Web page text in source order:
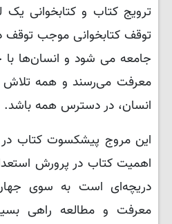
ترویج کتاب و کتابخوانی
توقف کتابخوانی موجب توقف
جامعه می شود و انسان‌ها با
معرفت می‌رسند و همه تلاش
انسان، در دسترس همه باشد.
این مروج پیشکسوت کتاب در
اهمیت کتاب در پرورش
دریچه‌ای است به سوی
معرفت و مطالعه راهی